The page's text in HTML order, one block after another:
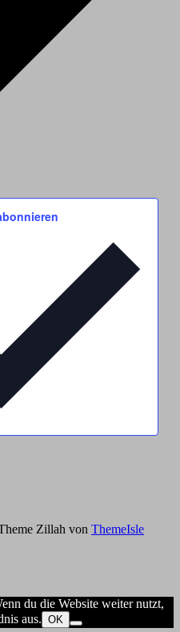
Zillah von ThemeIsle
du die Website weiter nutzt,
aus. OK